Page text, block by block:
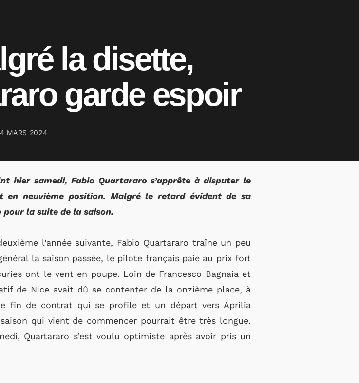
la disette,
garde espoir
MARS 2024
hier samedi, Fabio Quartararo s’apprête à disputer le
en neuvième position. Malgré le retard évident de sa
la suite de la saison.
l’année suivante, Fabio Quartararo traîne un peu
la saison passée, le pilote français paie au prix fort
ont le vent en poupe. Loin de Francesco Bagnaia et
de Nice avait dû se contenter de la onzième place, à
fin de contrat qui se profile et un départ vers Aprilia
qui vient de commencer pourrait être très longue.
Quartararo s’est voulu optimiste après avoir pris un